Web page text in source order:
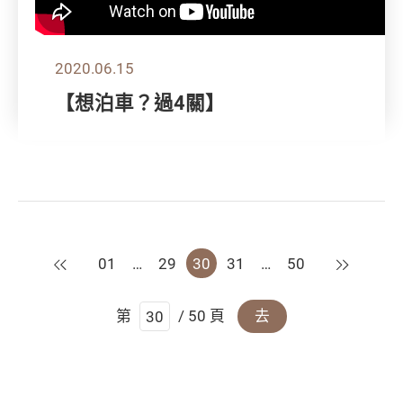
2020.06.15
【想泊車？過4關】
上一頁
01 … 29 30 31 … 50 下一頁
第 / 50 頁 去